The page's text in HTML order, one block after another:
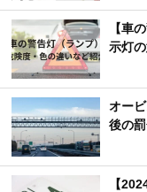
【車
示灯
オー
後の
【